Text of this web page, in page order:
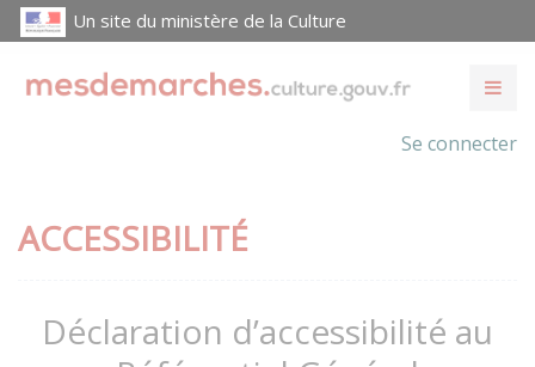
Un site du ministère de la Culture
Se connecter
ACCESSIBILITÉ
Déclaration d’accessibilité au